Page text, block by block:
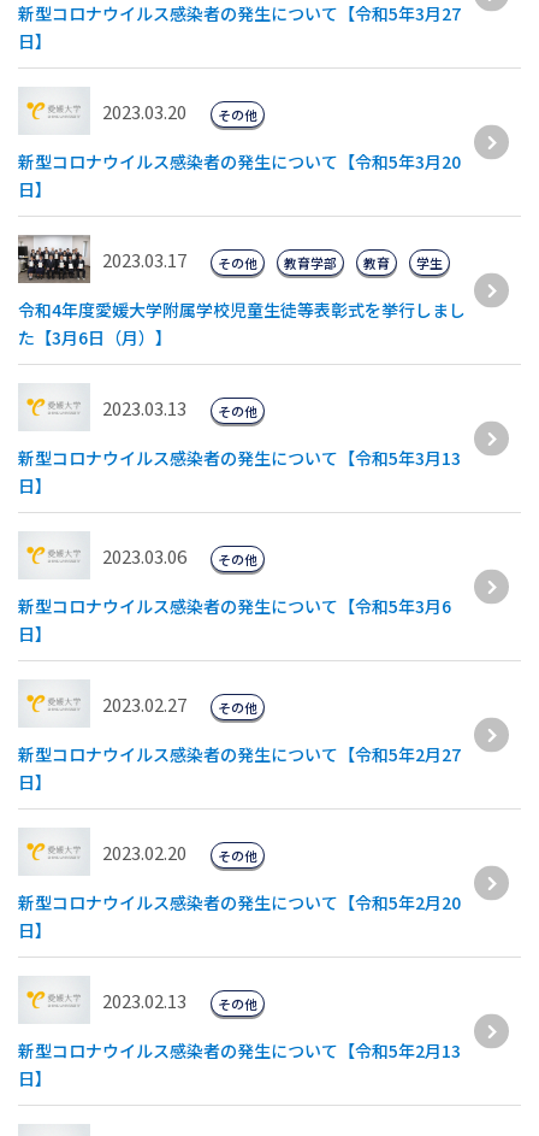
新型コロナウイルス感染者の発生について【令和5年3月27
日】
2023.03.20
新型コロナウイルス感染者の発生について【令和5年3月20
日】
その他
2023.03.17
令和4年度愛媛大学附属学校児童生徒等表彰式を挙行しまし
た【3月6日（月）】
その他 教育学部 教育 学生
2023.03.13
新型コロナウイルス感染者の発生について【令和5年3月13
日】
その他
2023.03.06
新型コロナウイルス感染者の発生について【令和5年3月6
日】
その他
2023.02.27
新型コロナウイルス感染者の発生について【令和5年2月27
日】
その他
2023.02.20
新型コロナウイルス感染者の発生について【令和5年2月20
日】
その他
2023.02.13
新型コロナウイルス感染者の発生について【令和5年2月13
日】
その他